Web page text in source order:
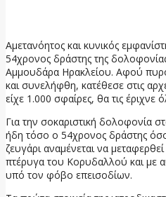
Αμετανόητος και κυνικός
54χρονος δράστης της
Αμμουδάρα Ηρακλείου. Αφού
και συνελήφθη, κατέθεσε στις
είχε 1.000 σφαίρες, θα τις έριχνε
Για την σοκαριστική δολοφονία
ήδη τόσο ο 54χρονος δράστης
ζευγάρι αναμένεται να
πτέρυγα του Κορυδαλλού και με
υπό τον φόβο επεισοδίων.